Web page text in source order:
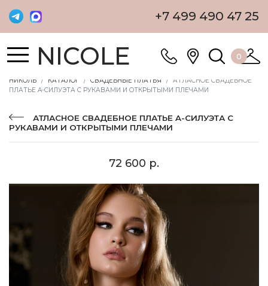
+7 499 490 47 25
NICOLE 0
НИКОЛЬ КАТАЛОГ СВАДЕБНЫЕ ПЛАТЬЯ
АТЛАСНОЕ СВАДЕБНОЕ
ПЛАТЬЕ A-СИЛУЭТА С РУКАВАМИ И ОТКРЫТЫМИ ПЛЕЧАМИ
АТЛАСНОЕ СВАДЕБНОЕ ПЛАТЬЕ A-СИЛУЭТА С
РУКАВАМИ И ОТКРЫТЫМИ ПЛЕЧАМИ
72 600 р.